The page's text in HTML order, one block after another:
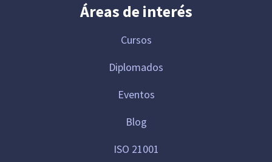
Áreas de interés
Cursos
Diplomados
Eventos
Blog
ISO 21001